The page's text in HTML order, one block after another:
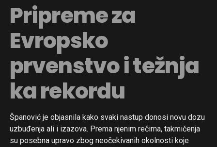
Pripreme za
Evropsko
prvenstvo i težnja
ka rekordu
Španović je objasnila kako svaki nastup donosi novu dozu
uzbuđenja ali i izazova. Prema njenim rečima, takmičenja
su posebna upravo zbog neočekivanih okolnosti koje